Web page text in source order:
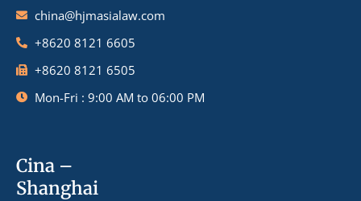
china@hjmasialaw.com
+8620 8121 6605
+8620 8121 6505
Mon-Fri : 9:00 AM to 06:00 PM
Cina –
Shanghai